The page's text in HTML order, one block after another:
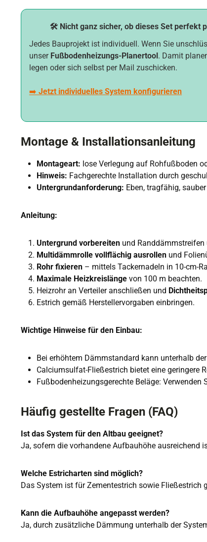
🛠️ Nicht ganz sicher, ob dieses Set perfekt
Jedes Bauprojekt ist individuell. Wenn Sie
unser Fußbodenheizungs-Planertool. Damit
legen oder sich selbst per Mail zuschicken.
➡️ Jetzt individuelles System konfigurieren
Montage & Installationsanleitung
Montageart: lose Verlegung auf Rohfußboden
Hinweis: Fachgerechte Installation durch
Untergrundanforderung: Eben, tragfähig,
Anleitung:
Untergrund vorbereiten und
Multidämmrolle vollflächig ausrollen und
Rohr fixieren – mittels Tackernadeln in 10-cm-
Maximale Heizkreislänge von 100 m beachten.
Heizrohr an Verteiler anschließen und
Estrich gemäß Herstellervorgaben einbringen.
Wichtige Hinweise für den Einbau:
Bei erhöhtem Dämmstandard kann unterhalb
Calciumsulfat-Fließestrich bietet eine geringere
Fußbodenheizungsgerechte Beläge:
Häufig gestellte Fragen (FAQ)
Ist das System für den Altbau geeignet?
Ja, sofern die vorhandene Aufbauhöhe ausreichend
Welche Estricharten sind möglich?
Das System ist für Zementestrich sowie Fließestrich
Kann die Aufbauhöhe angepasst werden?
Ja, durch zusätzliche Dämmung unterhalb der